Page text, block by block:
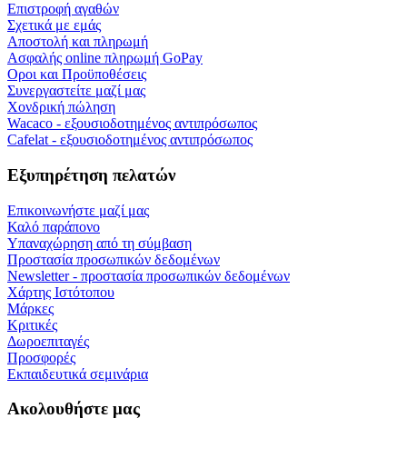
Επιστροφή αγαθών
Σχετικά με εμάς
Αποστολή και πληρωμή
Ασφαλής online πληρωμή GoPay
Οροι και Προϋποθέσεις
Συνεργαστείτε μαζί μας
Χονδρική πώληση
Wacaco - εξουσιοδοτημένος αντιπρόσωπος
Cafelat - εξουσιοδοτημένος αντιπρόσωπος
Εξυπηρέτηση πελατών
Επικοινωνήστε μαζί μας
Καλό παράπονο
Υπαναχώρηση από τη σύμβαση
Προστασία προσωπικών δεδομένων
Newsletter - προστασία προσωπικών δεδομένων
Χάρτης Ιστότοπου
Μάρκες
Κριτικές
Δωροεπιταγές
Προσφορές
Εκπαιδευτικά σεμινάρια
Ακολουθήστε μας